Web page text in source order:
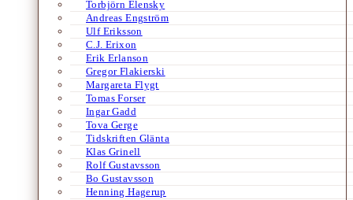
Torbjörn Elensky
Andreas Engström
Ulf Eriksson
C.J. Erixon
Erik Erlanson
Gregor Flakierski
Margareta Flygt
Tomas Forser
Ingar Gadd
Tova Gerge
Tidskriften Glänta
Klas Grinell
Rolf Gustavsson
Bo Gustavsson
Henning Hagerup